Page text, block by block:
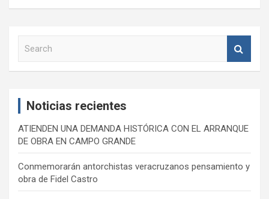
Noticias recientes
ATIENDEN UNA DEMANDA HISTÓRICA CON EL ARRANQUE
DE OBRA EN CAMPO GRANDE
Conmemorarán antorchistas veracruzanos pensamiento y
obra de Fidel Castro